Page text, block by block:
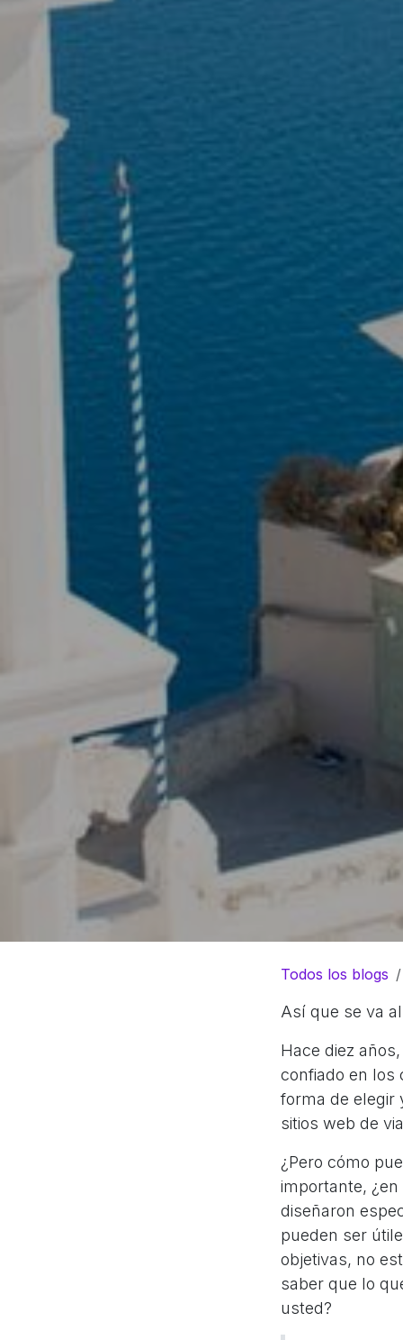
Todos los blogs
Así que se va
Hace diez
confiado en los
forma de elegir
sitios web de
¿Pero cómo
importante,
diseñaron
pueden ser
objetivas, no
saber que lo
usted?